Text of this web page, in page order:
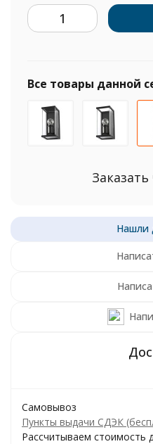
Все товары данной
Заказать
Самовывоз
Пункты выдачи СДЭК
Рассчитываем стоимость